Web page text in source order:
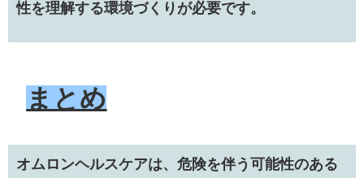
性を理解する環境づくりが必要です。
まとめ
オムロンヘルスケアは、危険を伴う可能性のある